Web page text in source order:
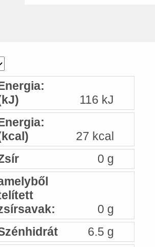
116 kJ
27 kcal
0 g
0 g
6.5 g